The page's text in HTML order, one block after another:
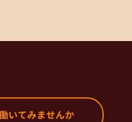
いてみませんか